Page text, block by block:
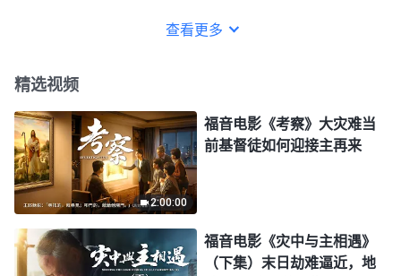
查看更多
精选视频
2:00:00
福音电影《考察》大灾难当
前基督徒如何迎接主再来
福音电影《灾中与主相遇》
（下集）末日劫难逼近，地